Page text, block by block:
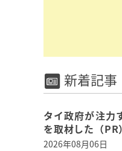
新着記事
タイ政府が注力
を取材した（PR）
2026年08月06日